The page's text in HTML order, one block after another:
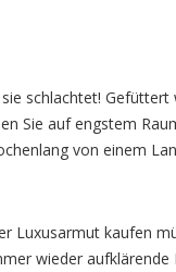
schlachtet!
Sie auf engstem
von einem
Luxusarmut kaufen
wieder